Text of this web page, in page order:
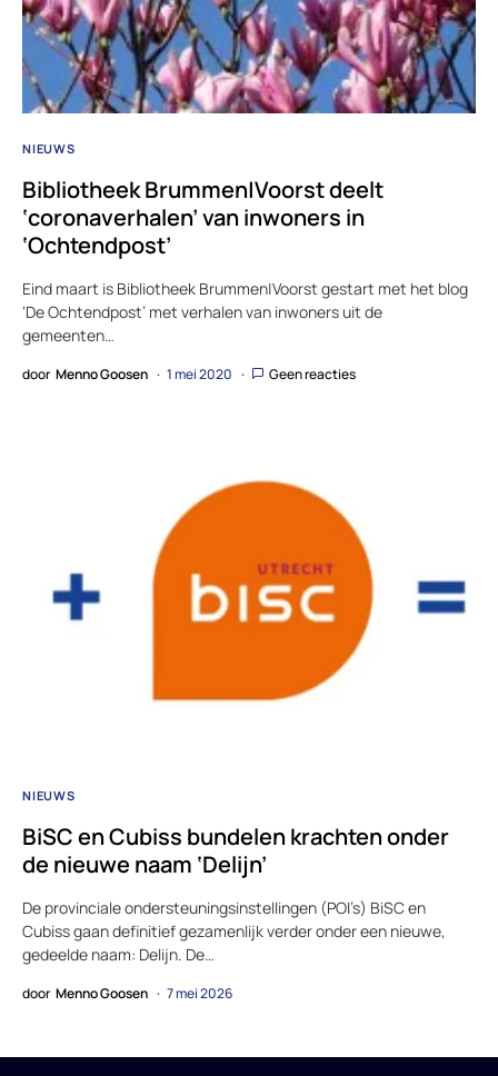
NIEUWS
Bibliotheek Brummen|Voorst deelt
‘coronaverhalen’ van inwoners in
‘Ochtendpost’
Eind maart is Bibliotheek Brummen|Voorst gestart met het blog
‘De Ochtendpost’ met verhalen van inwoners uit de
gemeenten…
door Menno Goosen 1 mei 2020 Geen reacties
NIEUWS
BiSC en Cubiss bundelen krachten onder
de nieuwe naam ‘Delijn’
De provinciale ondersteuningsinstellingen (POI’s) BiSC en
Cubiss gaan definitief gezamenlijk verder onder een nieuwe,
gedeelde naam: Delijn. De…
door Menno Goosen 7 mei 2026